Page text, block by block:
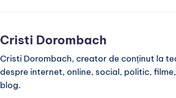
Cristi Dorombach
Cristi Dorombach, creator de conținut la
despre internet, online, social, politic,
blog.